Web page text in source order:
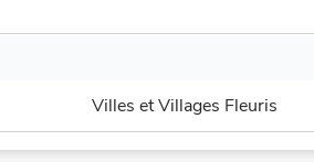
Villes et Villages Fleuris